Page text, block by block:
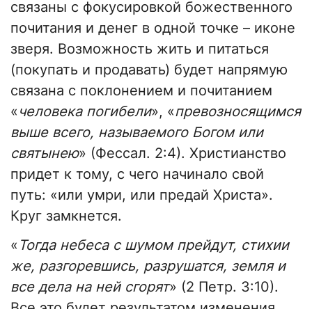
связаны с фокусировкой божественного
почитания и денег в одной точке – иконе
зверя. Возможность жить и питаться
(покупать и продавать) будет напрямую
связана с поклонением и почитанием
« человека погибели», «превозносящимся
выше всего, называемого Богом или
святынею» (Фессал. 2:4). Христианство
придет к тому, с чего начинало свой
путь: «или умри, или предай Христа».
Круг замкнется.
« Тогда небеса с шумом прейдут, стихии
же, разгоревшись, разрушатся, земля и
все дела на ней сгорят» (2 Петр. 3:10).